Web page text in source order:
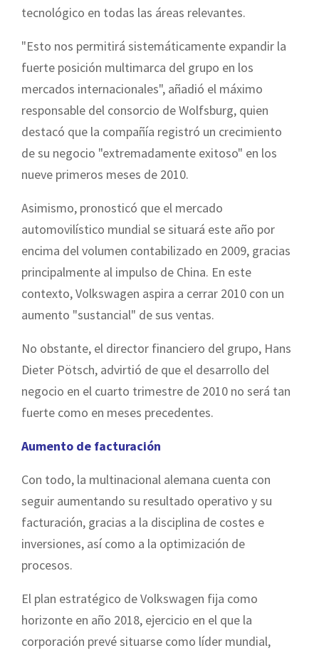
tecnológico en todas las áreas relevantes.
"Esto nos permitirá sistemáticamente expandir la
fuerte posición multimarca del grupo en los
mercados internacionales", añadió el máximo
responsable del consorcio de Wolfsburg, quien
destacó que la compañía registró un crecimiento
de su negocio "extremadamente exitoso" en los
nueve primeros meses de 2010.
Asimismo, pronosticó que el mercado
automovilístico mundial se situará este año por
encima del volumen contabilizado en 2009, gracias
principalmente al impulso de China. En este
contexto, Volkswagen aspira a cerrar 2010 con un
aumento "sustancial" de sus ventas.
No obstante, el director financiero del grupo, Hans
Dieter Pötsch, advirtió de que el desarrollo del
negocio en el cuarto trimestre de 2010 no será tan
fuerte como en meses precedentes.
Aumento de facturación
Con todo, la multinacional alemana cuenta con
seguir aumentando su resultado operativo y su
facturación, gracias a la disciplina de costes e
inversiones, así como a la optimización de
procesos.
El plan estratégico de Volkswagen fija como
horizonte en año 2018, ejercicio en el que la
corporación prevé situarse como líder mundial,